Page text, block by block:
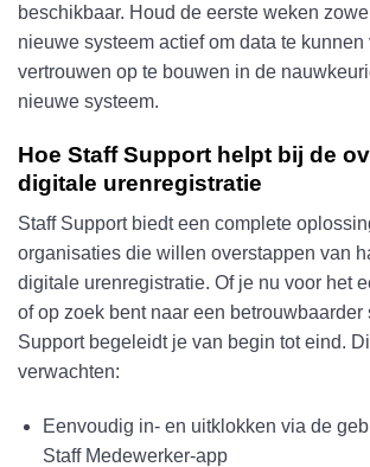
beschikbaar. Houd de eerste weken
nieuwe systeem actief om data te
vertrouwen op te bouwen in de
nieuwe systeem.
Hoe Staff Support helpt bij de
digitale urenregistratie
Staff Support biedt een complete
organisaties die willen overstappen van
digitale urenregistratie. Of je nu voor het
of op zoek bent naar een betrouwbaarder
Support begeleidt je van begin tot eind.
verwachten:
Eenvoudig in- en uitklokken via de
Staff Medewerker-app